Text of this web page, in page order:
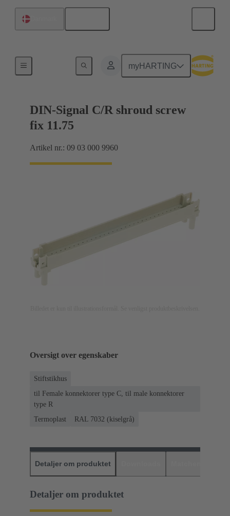
myHARTING
Tilslutning mellem bundkort og datterkort
DIN-Signal C/R shroud screw
fix 11.75
Artikel nr.: 09 03 000 9960
Oversigt over egenskaber
Stiftstikhus
til Female konnektorer type C, til male konnektorer
type R
Termoplast
RAL 7032 (kiselgrå)
Detaljer om produktet
Detaljer om produktet